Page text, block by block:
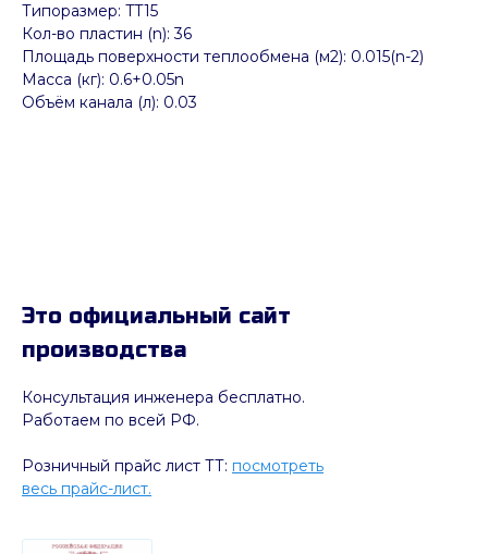
Типоразмер: TT15
Кол-во пластин (n): 36
Площадь поверхности теплообмена (м2): 0.015(n-2)
Масса (кг): 0.6+0.05n
Объём канала (л): 0.03
Консультация инженера бесплатно.
Работаем по всей РФ.
Розничный прайс лист ТТ: посмотреть
весь прайс-лист.
Это официальный сайт
производства